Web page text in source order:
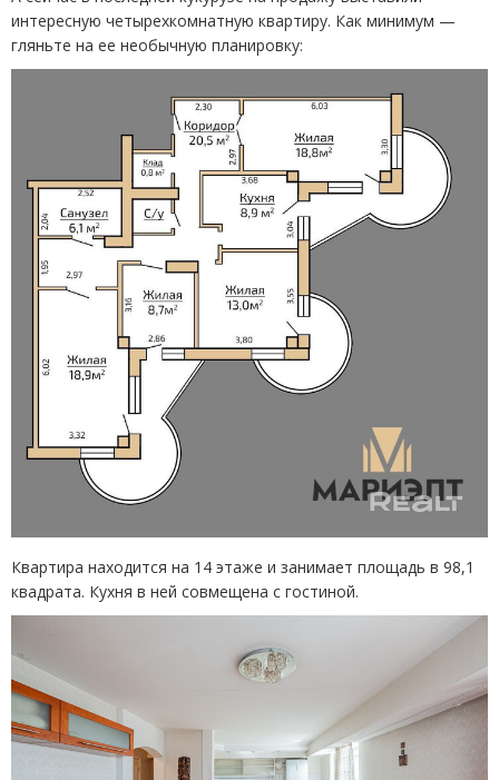
интересную четырехкомнатную квартиру. Как минимум —
гляньте на ее необычную планировку:
Квартира находится на 14 этаже и занимает площадь в 98,1
квадрата. Кухня в ней совмещена с гостиной.